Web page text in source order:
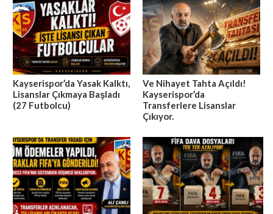
Kayserispor’da Yasak Kalktı,
Lisanslar Çıkmaya Başladı
(27 Futbolcu)
Ve Nihayet Tahta Açıldı!
Kayserispor’da
Transferlere Lisanslar
Çıkıyor.